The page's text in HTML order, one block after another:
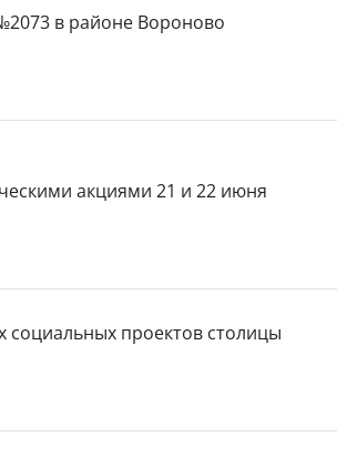
в районе Вороново
акциями 21 и 22 июня
социальных проектов столицы